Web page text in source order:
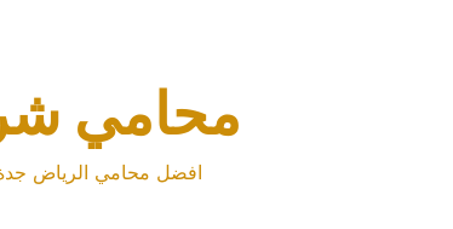
محامي
افضل محامي الرياض